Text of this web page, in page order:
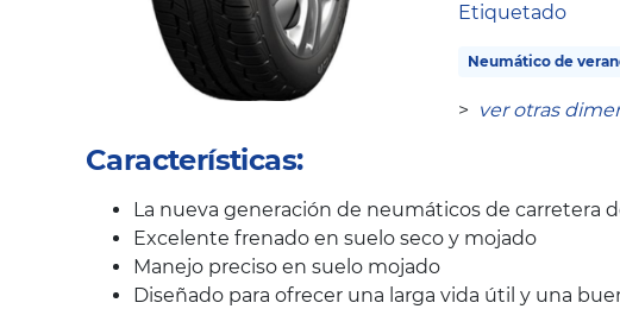
Etiquetado
Neumático de
> ver otras
Características:
La nueva generación de neumáticos de carretera
Excelente frenado en suelo seco y mojado
Manejo preciso en suelo mojado
Diseñado para ofrecer una larga vida útil y una